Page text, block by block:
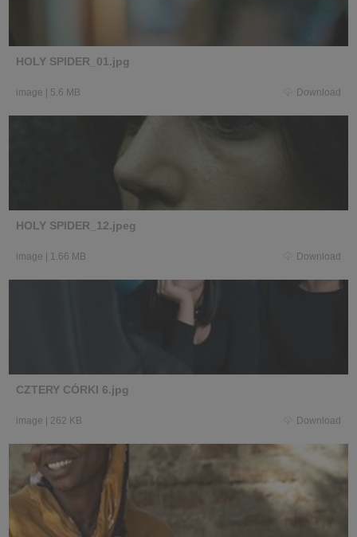
HOLY SPIDER_01.jpg
image 5.6 MB Download
HOLY SPIDER_12.jpeg
image 1.66 MB Download
CZTERY CÓRKI 6.jpg
image 262 KB Download